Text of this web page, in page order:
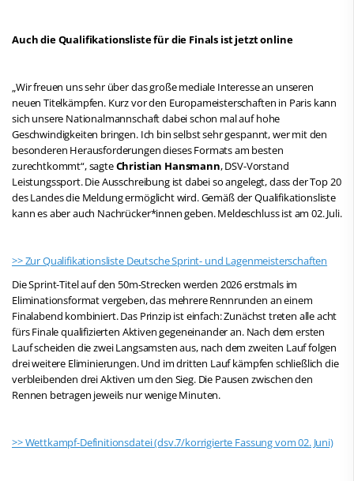
Auch die Qualifikationsliste für die Finals ist jetzt online
„Wir freuen uns sehr über das große mediale Interesse an unseren
neuen Titelkämpfen. Kurz vor den Europameisterschaften in Paris kann
sich unsere Nationalmannschaft dabei schon mal auf hohe
Geschwindigkeiten bringen. Ich bin selbst sehr gespannt, wer mit den
besonderen Herausforderungen dieses Formats am besten
zurechtkommt“, sagteChristian Hansmann, DSV-Vorstand
Leistungssport. Die Ausschreibung ist dabei so angelegt, dass der Top 20
des Landes die Meldung ermöglicht wird. Gemäß der Qualifikationsliste
kann es aber auch Nachrücker*innen geben. Meldeschluss ist am 02. Juli.
>> Zur Qualifikationsliste Deutsche Sprint- und Lagenmeisterschaften
Die Sprint-Titel auf den 50m-Strecken werden 2026 erstmals im
Eliminationsformat vergeben, das mehrere Rennrunden an einem
Finalabend kombiniert. Das Prinzip ist einfach: Zunächst treten alle acht
fürs Finale qualifizierten Aktiven gegeneinander an. Nach dem ersten
Lauf scheiden die zwei Langsamsten aus, nach dem zweiten Lauf folgen
drei weitere Eliminierungen. Und im dritten Lauf kämpfen schließlich die
verbleibenden drei Aktiven um den Sieg. Die Pausen zwischen den
Rennen betragen jeweils nur wenige Minuten.
>> Wettkampf-Definitionsdatei (dsv.7/korrigierte Fassung vom 02. Juni)